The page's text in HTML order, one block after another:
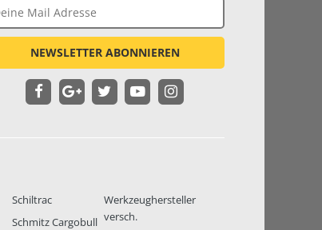
NEWSLETTER ABONNIEREN
Schiltrac
Schmitz Cargobull
Werkzeughersteller
versch.